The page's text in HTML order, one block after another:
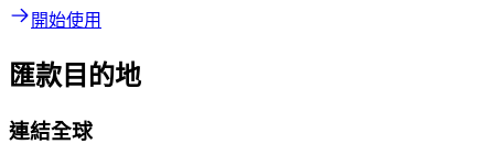
開始使用
匯款目的地
連結全球